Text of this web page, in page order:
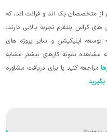
و فرانت اند، که
بالایی دارند،
سایر پروژه های
بیشتر مشابه
دریافت مشاوره